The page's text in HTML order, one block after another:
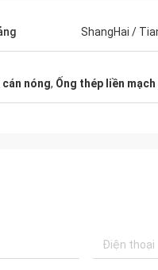
ShangHai /
cán nóng, Ống thép liền mạch